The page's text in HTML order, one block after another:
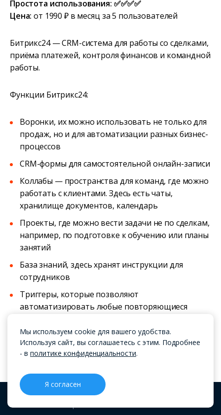
Простота использования: ✅✅✅✅
Цена: от 1990 ₽ в месяц за 5 пользователей
Битрикс24 — CRM-система для работы со сделками,
приёма платежей, контроля финансов и командной
работы.
Функции Битрикс24:
Воронки, их можно использовать не только для
продаж, но и для автоматизации разных бизнес-
процессов
CRM-формы для самостоятельной онлайн-записи
Коллабы — пространства для команд, где можно
работать с клиентами. Здесь есть чаты,
хранилище документов, календарь
Проекты, где можно вести задачи не по сделкам,
например, по подготовке к обучению или планы
занятий
База знаний, здесь хранят инструкции для
сотрудников
Триггеры, которые позволяют
автоматизировать любые повторяющиеся
Лучшие аналоги Битрикс24 в
Мы используем cookie для вашего удобства.
Используя сайт, вы соглашаетесь с этим. Подробнее
- в политике конфиденциальности.
Я согласен